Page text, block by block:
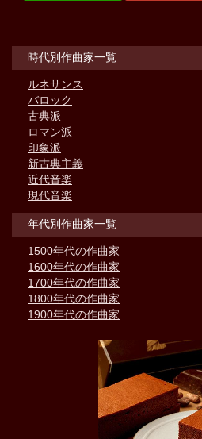
時代別作曲家一覧
ルネサンス
バロック
古典派
ロマン派
印象派
新古典主義
近代音楽
現代音楽
年代別作曲家一覧
1500年代の作曲家
1600年代の作曲家
1700年代の作曲家
1800年代の作曲家
1900年代の作曲家